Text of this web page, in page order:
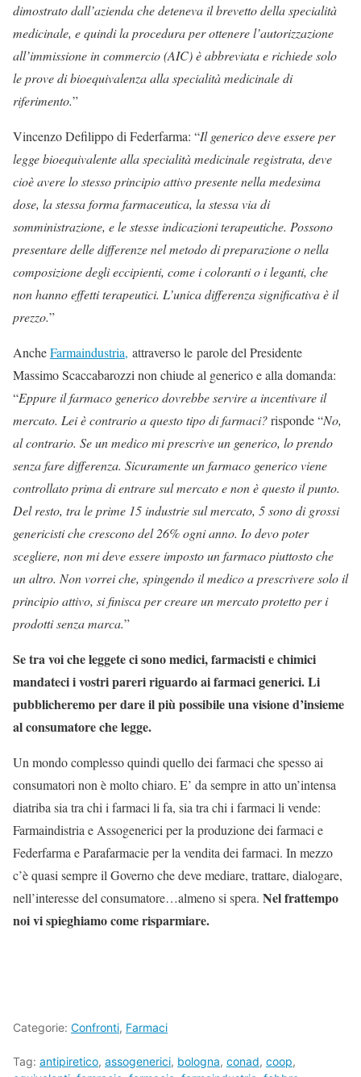
dimostrato dall’azienda che deteneva il brevetto della specialità
medicinale, e quindi la procedura per ottenere l’autorizzazione
all’immissione in commercio (AIC) è abbreviata e richiede solo
le prove di bioequivalenza alla specialità medicinale di
riferimento.”
Vincenzo Defilippo di Federfarma: “Il generico deve essere per
legge bioequivalente alla specialità medicinale registrata, deve
cioè avere lo stesso principio attivo presente nella medesima
dose, la stessa forma farmaceutica, la stessa via di
somministrazione, e le stesse indicazioni terapeutiche. Possono
presentare delle differenze nel metodo di preparazione o nella
composizione degli eccipienti, come i coloranti o i leganti, che
non hanno effetti terapeutici. L’unica differenza significativa è il
prezzo.”
AncheFarmaindustria, attraverso le parole del Presidente
Massimo Scaccabarozzi non chiude al generico e alla domanda:
“Eppure il farmaco generico dovrebbe servire a incentivare il
mercato. Lei è contrario a questo tipo di farmaci?risponde “No,
al contrario. Se un medico mi prescrive un generico, lo prendo
senza fare differenza. Sicuramente un farmaco generico viene
controllato prima di entrare sul mercato e non è questo il punto.
Del resto, tra le prime 15 industrie sul mercato, 5 sono di grossi
genericisti che crescono del 26% ogni anno. Io devo poter
scegliere, non mi deve essere imposto un farmaco piuttosto che
un altro. Non vorrei che, spingendo il medico a prescrivere solo il
principio attivo, si finisca per creare un mercato protetto per i
prodotti senza marca.”
Se tra voi che leggete ci sono medici, farmacisti e chimici
mandateci i vostri pareri riguardo ai farmaci generici. Li
pubblicheremo per dare il più possibile una visione d’insieme
al consumatore che legge.
Un mondo complesso quindi quello dei farmaci che spesso ai
consumatori non è molto chiaro. E’ da sempre in atto un’intensa
diatriba sia tra chi i farmaci li fa, sia tra chi i farmaci li vende:
Farmaindistria e Assogenerici per la produzione dei farmaci e
Federfarma e Parafarmacie per la vendita dei farmaci. In mezzo
c’è quasi sempre il Governo che deve mediare, trattare, dialogare,
nell’interesse del consumatore…almeno si spera. Nel frattempo
noi vi spieghiamo come risparmiare.
Categorie: Confronti, Farmaci
Tag: antipiretico, assogenerici, bologna, conad, coop,